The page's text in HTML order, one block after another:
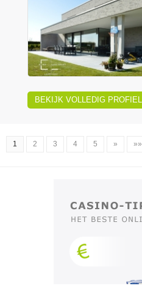
BEKIJK VOLLEDIG PROFIEL
1 2 3 4 5 » »»